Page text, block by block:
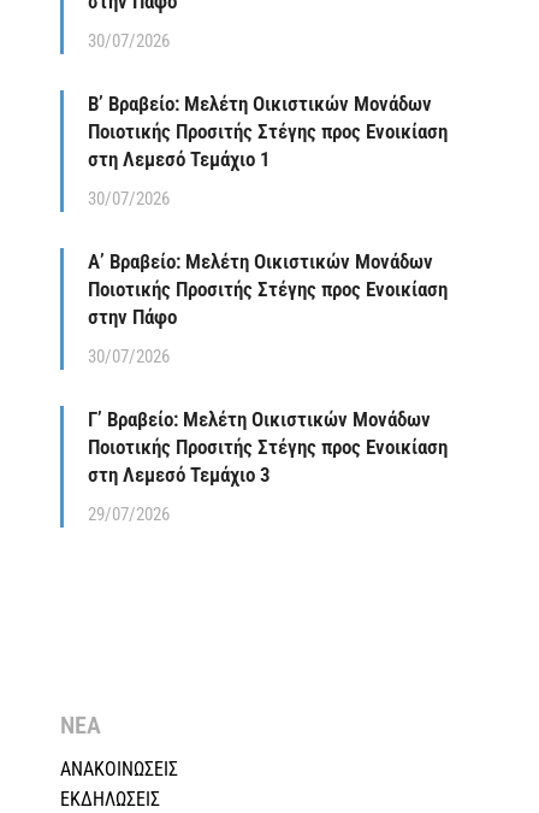
30/07/2026
Β’ Βραβείο: Μελέτη Οικιστικών Μονάδων
Ποιοτικής Προσιτής Στέγης προς Ενοικίαση
στη Λεμεσό Τεμάχιο 1
30/07/2026
Α’ Βραβείο: Μελέτη Οικιστικών Μονάδων
Ποιοτικής Προσιτής Στέγης προς Ενοικίαση
στην Πάφο
30/07/2026
Γ’ Βραβείο: Μελέτη Οικιστικών Μονάδων
Ποιοτικής Προσιτής Στέγης προς Ενοικίαση
στη Λεμεσό Τεμάχιο 3
29/07/2026
ΝΕΑ
ΑΝΑΚΟΙΝΩΣΕΙΣ
ΕΚΔΗΛΩΣΕΙΣ